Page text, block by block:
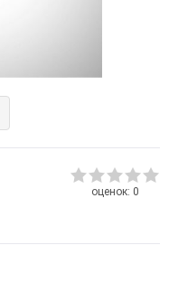
оценок: 0